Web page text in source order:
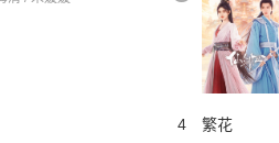
4 繁花